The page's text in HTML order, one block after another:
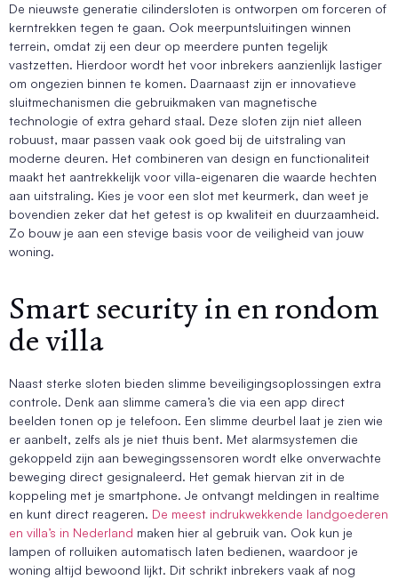
De nieuwste generatie cilindersloten is ontworpen om forceren of
kerntrekken tegen te gaan. Ook meerpuntsluitingen winnen
terrein, omdat zij een deur op meerdere punten tegelijk
vastzetten. Hierdoor wordt het voor inbrekers aanzienlijk lastiger
om ongezien binnen te komen. Daarnaast zijn er innovatieve
sluitmechanismen die gebruikmaken van magnetische
technologie of extra gehard staal. Deze sloten zijn niet alleen
robuust, maar passen vaak ook goed bij de uitstraling van
moderne deuren. Het combineren van design en functionaliteit
maakt het aantrekkelijk voor villa-eigenaren die waarde hechten
aan uitstraling. Kies je voor een slot met keurmerk, dan weet je
bovendien zeker dat het getest is op kwaliteit en duurzaamheid.
Zo bouw je aan een stevige basis voor de veiligheid van jouw
woning.
Smart security in en rondom
de villa
Naast sterke sloten bieden slimme beveiligingsoplossingen extra
controle. Denk aan slimme camera’s die via een app direct
beelden tonen op je telefoon. Een slimme deurbel laat je zien wie
er aanbelt, zelfs als je niet thuis bent. Met alarmsystemen die
gekoppeld zijn aan bewegingssensoren wordt elke onverwachte
beweging direct gesignaleerd. Het gemak hiervan zit in de
koppeling met je smartphone. Je ontvangt meldingen in realtime
en kunt direct reageren. De meest indrukwekkende landgoederen
en villa’s in Nederland maken hier al gebruik van. Ook kun je
lampen of rolluiken automatisch laten bedienen, waardoor je
woning altijd bewoond lijkt. Dit schrikt inbrekers vaak af nog